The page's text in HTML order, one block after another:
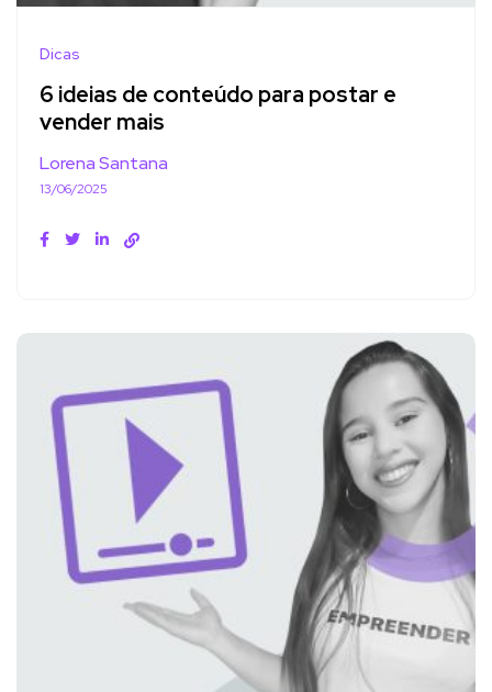
Dicas
6 ideias de conteúdo para postar e
vender mais
Lorena Santana
13/06/2025